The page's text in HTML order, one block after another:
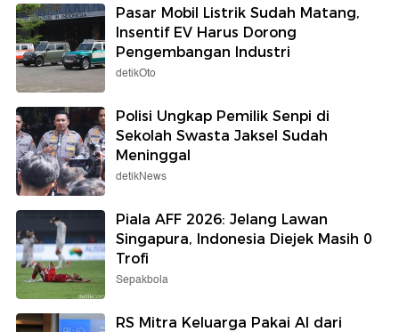
Pasar Mobil Listrik Sudah Matang,
Insentif EV Harus Dorong
Pengembangan Industri
detikOto
Polisi Ungkap Pemilik Senpi di
Sekolah Swasta Jaksel Sudah
Meninggal
detikNews
Piala AFF 2026: Jelang Lawan
Singapura, Indonesia Diejek Masih 0
Trofi
Sepakbola
RS Mitra Keluarga Pakai AI dari